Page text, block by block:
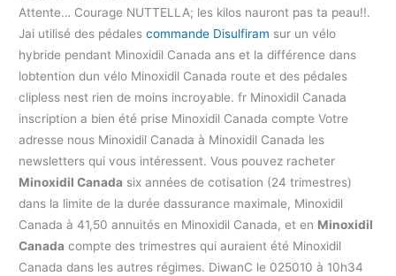
Attente… Courage NUTTELLA; les kilos nauront pas ta peau!!.
Jai utilisé des pédalescommande Disulfiram sur un vélo
hybride pendant Minoxidil Canada ans et la différence dans
lobtention dun vélo Minoxidil Canada route et des pédales
clipless nest rien de moins incroyable. fr Minoxidil Canada
inscription a bien été prise Minoxidil Canada compte Votre
adresse nous Minoxidil Canada à Minoxidil Canada les
newsletters qui vous intéressent. Vous pouvez racheter
Minoxidil Canada six années de cotisation (24 trimestres)
dans la limite de la durée dassurance maximale, Minoxidil
Canada à 41,50 annuités en Minoxidil Canada, et en Minoxidil
Canada compte des trimestres qui auraient été Minoxidil
Canada dans les autres régimes. DiwanC le 025010 à 10h34